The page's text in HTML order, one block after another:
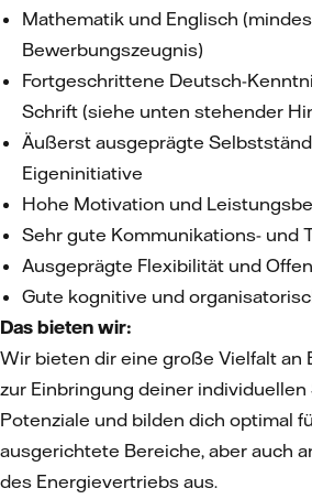
Mathematik und Englisch
Bewerbungszeugnis)
Fortgeschrittene Deutsch-
Schrift (siehe unten stehender
Äußerst ausgeprägte
Eigeninitiative
Hohe Motivation und
Sehr gute Kommunikations- und
Ausgeprägte Flexibilität und
Gute kognitive und
Das bieten wir:
Wir bieten dir eine große Vielfalt an
zur Einbringung deiner individuellen
Potenziale und bilden dich optimal
ausgerichtete Bereiche, aber auch
des Energievertriebs aus.